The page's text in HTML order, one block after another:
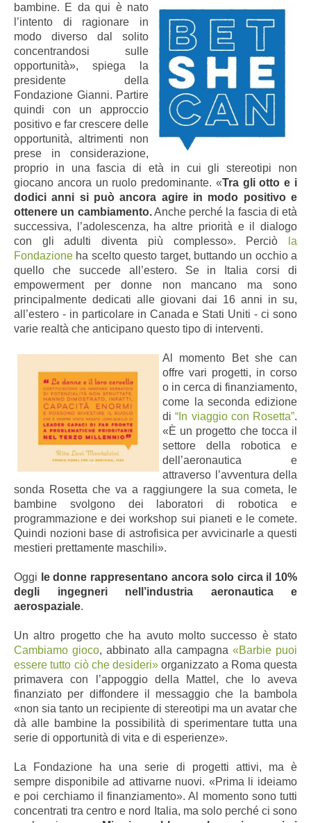
bambine. E da qui è nato
l’intento di ragionare in
modo diverso dal solito
concentrandosi sulle
opportunità», spiega la
presidente della
Fondazione Gianni. Partire
quindi con un approccio
positivo e far crescere delle
opportunità, altrimenti non
prese in considerazione,
proprio in una fascia di età in cui gli stereotipi non
giocano ancora un ruolo predominante. «Tra gli otto e i
dodici anni si può ancora agire in modo positivo e
ottenere un cambiamento.Anche perché la fascia di età
successiva, l’adolescenza, ha altre priorità e il dialogo
con gli adulti diventa più complesso». Perciò
la
Fondazione ha scelto questo target, buttando un occhio a
quello che succede all’estero. Se in Italia corsi di
empowerment per donne non mancano ma sono
principalmente dedicati alle giovani dai 16 anni in su,
all’estero - in particolare in Canada e Stati Uniti - ci sono
varie realtà che anticipano questo tipo di interventi.
Al momento Bet she can
offre vari progetti, in corso
o in cerca di finanziamento,
come la seconda edizione
di“In viaggio con Rosetta”.
«È un progetto che tocca il
settore della robotica e
dell’aeronautica e
attraverso l’avventura della
sonda Rosetta che va a raggiungere la sua cometa, le
bambine svolgono dei laboratori di robotica e
programmazione e dei workshop sui pianeti e le comete.
Quindi nozioni base di astrofisica per avvicinarle a questi
mestieri prettamente maschili».
Oggi le donne rappresentano ancora solo circa il 10%
degli ingegneri nell’industria aeronautica e
aerospaziale.
Un altro progetto che ha avuto molto successo è stato
Cambiamo gioco, abbinato alla campagna «Barbie puoi
essere tutto ciò che desideri» organizzato a Roma questa
primavera con l’appoggio della Mattel, che lo aveva
finanziato per diffondere il messaggio che la bambola
«non sia tanto un recipiente di stereotipi ma un avatar che
dà alle bambine la possibilità di sperimentare tutta una
serie di opportunità di vita e di esperienze».
La Fondazione ha una serie di progetti attivi, ma è
sempre disponibile ad attivarne nuovi. «Prima li ideiamo
e poi cerchiamo il finanziamento». Al momento sono tutti
concentrati tra centro e nord Italia, ma solo perché ci sono